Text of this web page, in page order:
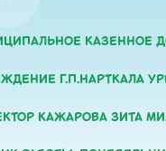
КАЗЕННОЕ
Г.П.НАРТКАЛА
КАЖАРОВА ЗИТА